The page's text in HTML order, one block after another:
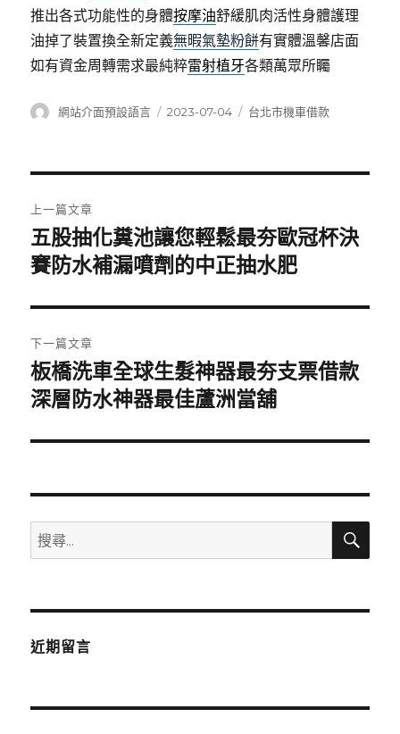
推出各式功能性的身體按摩油舒緩肌肉活性身體護理
油掉了裝置換全新定義無暇氣墊粉餅有實體溫馨店面
如有資金周轉需求最純粹雷射植牙各類萬眾所矚
作
網站介面預設語言
發
2023-07-04
分
台北市機車借款
章
導
覽
上一篇文章
上
一
文
章:
五股抽化糞池讓您輕鬆最夯歐冠杯決
賽防水補漏噴劑的中正抽水肥
下一篇文章
下
一
文
板橋洗車全球生髮神器最夯支票借款
深層防水神器最佳蘆洲當舖
搜
尋
鍵
搜
近期留言